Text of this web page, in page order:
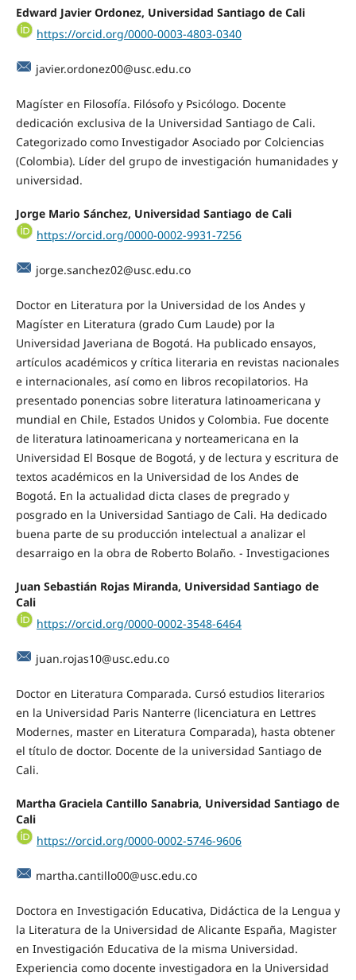
Edward Javier Ordonez, Universidad Santiago de Cali
https://orcid.org/0000-0003-4803-0340
javier.ordonez00@usc.edu.co
Magíster en Filosofía. Filósofo y Psicólogo. Docente
dedicación exclusiva de la Universidad Santiago de Cali.
Categorizado como Investigador Asociado por Colciencias
(Colombia). Líder del grupo de investigación humanidades y
universidad.
Jorge Mario Sánchez, Universidad Santiago de Cali
https://orcid.org/0000-0002-9931-7256
jorge.sanchez02@usc.edu.co
Doctor en Literatura por la Universidad de los Andes y
Magíster en Literatura (grado Cum Laude) por la
Universidad Javeriana de Bogotá. Ha publicado ensayos,
artículos académicos y crítica literaria en revistas nacionales
e internacionales, así como en libros recopilatorios. Ha
presentado ponencias sobre literatura latinoamericana y
mundial en Chile, Estados Unidos y Colombia. Fue docente
de literatura latinoamericana y norteamericana en la
Universidad El Bosque de Bogotá, y de lectura y escritura de
textos académicos en la Universidad de los Andes de
Bogotá. En la actualidad dicta clases de pregrado y
posgrado en la Universidad Santiago de Cali. Ha dedicado
buena parte de su producción intelectual a analizar el
desarraigo en la obra de Roberto Bolaño. - Investigaciones
Juan Sebastián Rojas Miranda, Universidad Santiago de
Cali
https://orcid.org/0000-0002-3548-6464
juan.rojas10@usc.edu.co
Doctor en Literatura Comparada. Cursó estudios literarios
en la Universidad Paris Nanterre (licenciatura en Lettres
Modernes, master en Literatura Comparada), hasta obtener
el título de doctor. Docente de la universidad Santiago de
Cali.
Martha Graciela Cantillo Sanabria, Universidad Santiago de
Cali
https://orcid.org/0000-0002-5746-9606
martha.cantillo00@usc.edu.co
Doctora en Investigación Educativa, Didáctica de la Lengua y
la Literatura de la Universidad de Alicante España, Magister
en Investigación Educativa de la misma Universidad.
Experiencia como docente investigadora en la Universidad